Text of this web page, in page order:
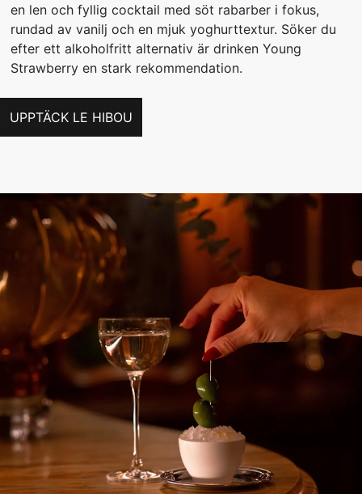
en len och fyllig cocktail med söt rabarber i fokus,
rundad av vanilj och en mjuk yoghurttextur. Söker du
efter ett alkoholfritt alternativ är drinken Young
Strawberry en stark rekommendation.
UPPTÄCK LE HIBOU